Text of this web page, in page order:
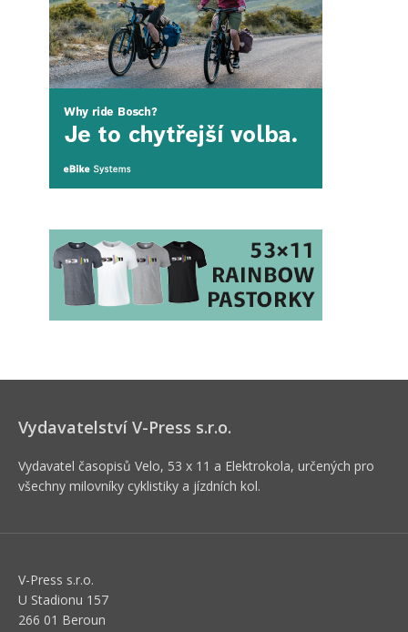
Vydavatelství V-Press s.r.o.
Vydavatel časopisů Velo, 53 x 11 a Elektrokola, určených pro
všechny milovníky cyklistiky a jízdních kol.
V-Press s.r.o.
U Stadionu 157
266 01 Beroun